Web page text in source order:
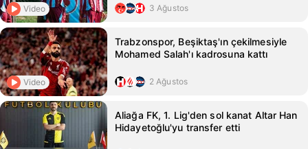
Video 3 Ağustos
Video
Trabzonspor, Beşiktaş'ın çekilmesiyle
Mohamed Salah'ı kadrosuna kattı
2 Ağustos
Aliağa FK, 1. Lig'den sol kanat Altar Han
Hidayetoğlu'yu transfer etti